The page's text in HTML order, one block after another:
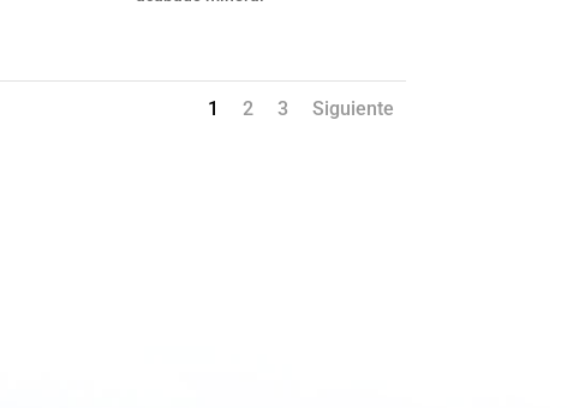
1 2 3 Siguiente